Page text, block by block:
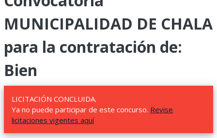
MUNICIPALIDAD DE CHALA
para la contratación de:
Bien
LICITACIÓN CONCLUIDA.
Ya no puede participar de este concurso. Revise
licitaciones vigentes aquí